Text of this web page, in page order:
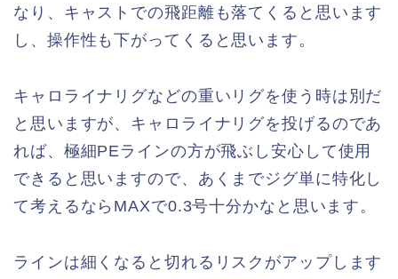
なり、キャストでの飛距離も落てくると思います
し、操作性も下がってくると思います。
キャロライナリグなどの重いリグを使う時は別だ
と思いますが、キャロライナリグを投げるのであ
れば、極細PEラインの方が飛ぶし安心して使用
できると思いますので、あくまでジグ単に特化し
て考えるならMAXで0.3号十分かなと思います。
ラインは細くなると切れるリスクがアップします